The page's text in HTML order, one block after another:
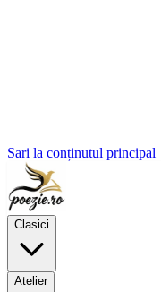
Sari la conținutul principal
Clasici
Atelier